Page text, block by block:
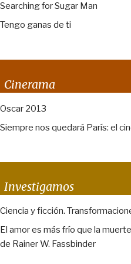
Searching for Sugar Man
Tengo ganas de ti
Cinerama
Oscar 2013
Siempre nos quedará París: el
Investigamos
Ciencia y ficción.
El amor es más frío que la
de Rainer W. Fassbinder